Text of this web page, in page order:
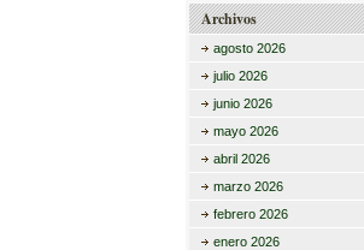
Archivos
agosto 2026
julio 2026
junio 2026
mayo 2026
abril 2026
marzo 2026
febrero 2026
enero 2026